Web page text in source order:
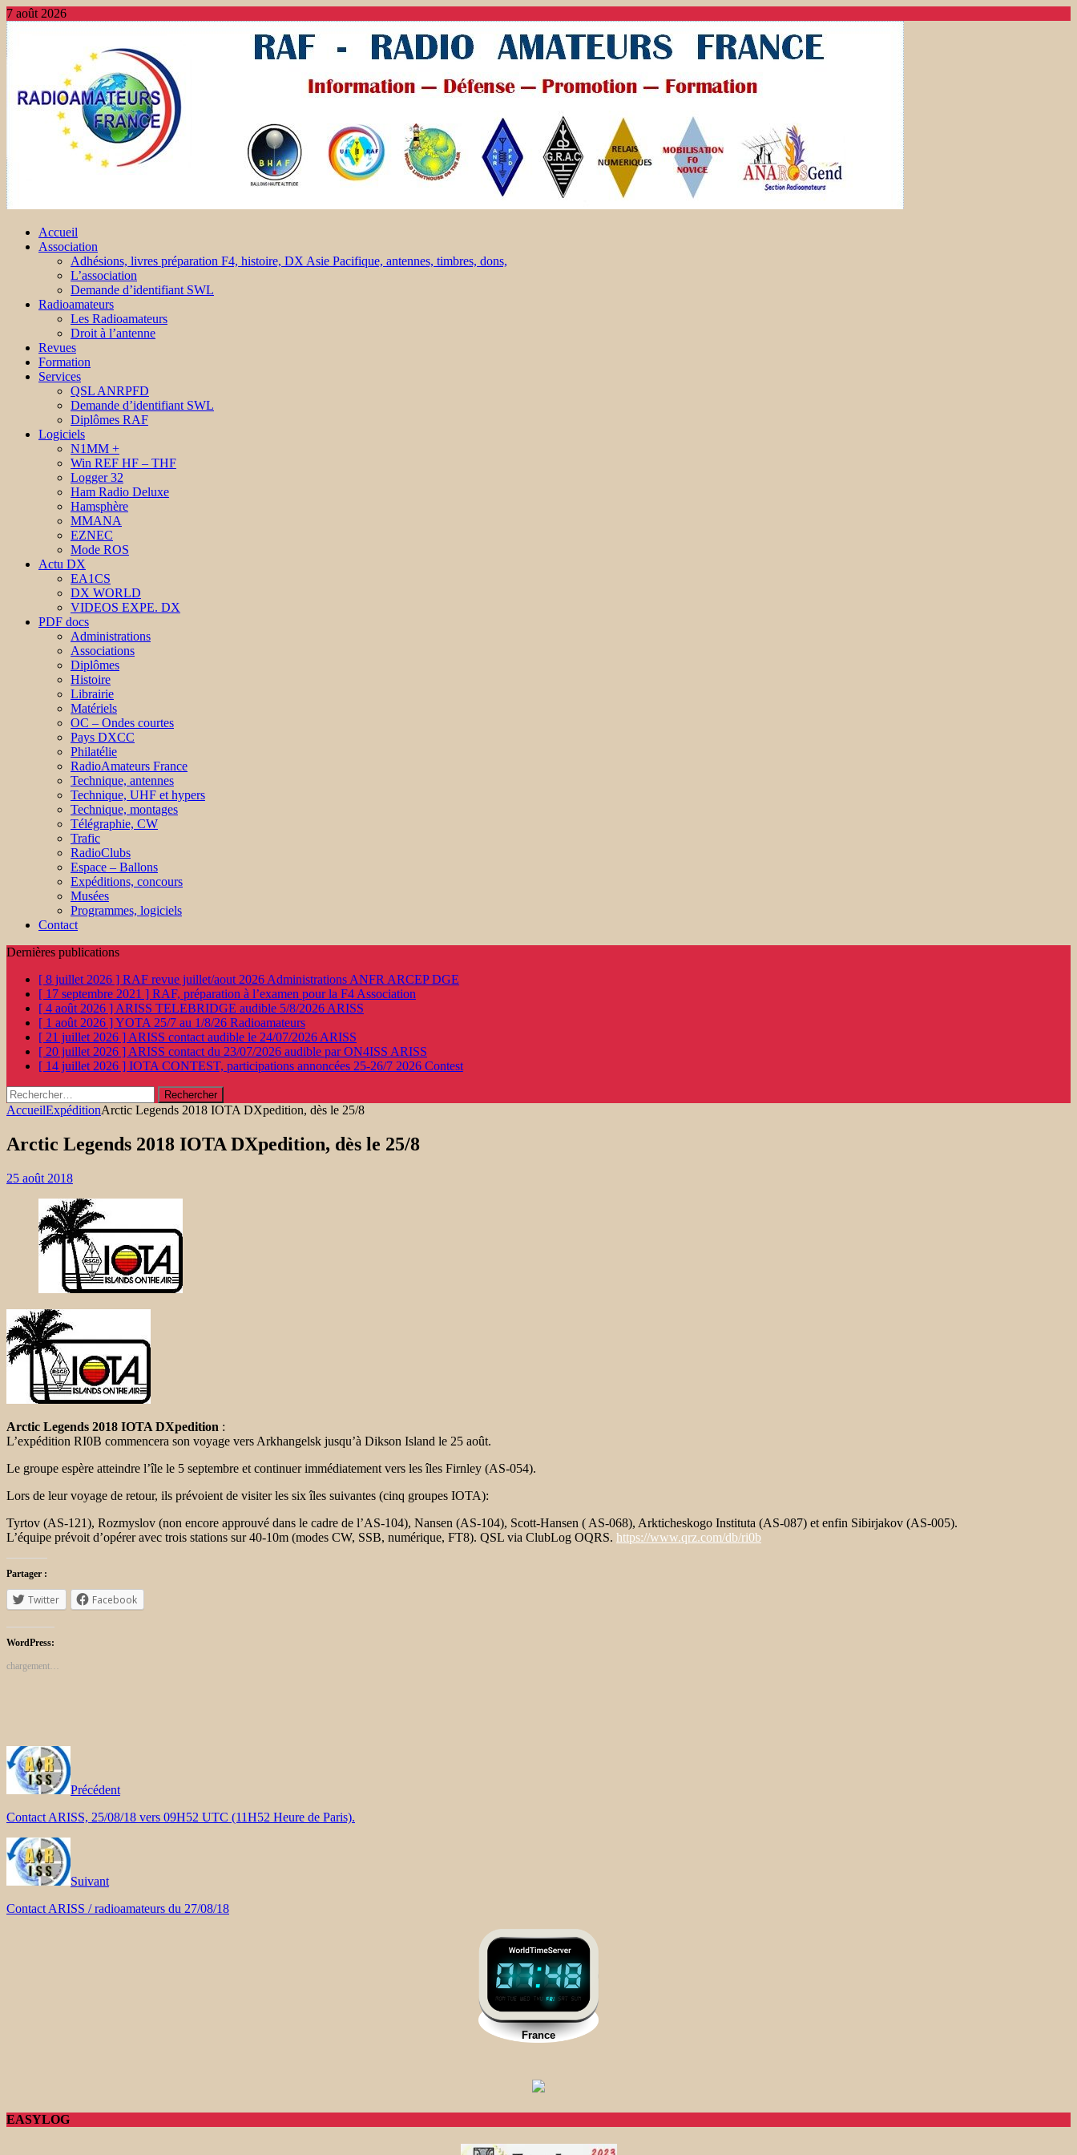
7 août 2026
Accueil
Association
Adhésions, livres préparation F4, histoire, DX Asie Pacifique, antennes, timbres, dons,
L’association
Demande d’identifiant SWL
Radioamateurs
Les Radioamateurs
Droit à l’antenne
Revues
Formation
Services
QSL ANRPFD
Demande d’identifiant SWL
Diplômes RAF
Logiciels
N1MM +
Win REF HF – THF
Logger 32
Ham Radio Deluxe
Hamsphère
MMANA
EZNEC
Mode ROS
Actu DX
EA1CS
DX WORLD
VIDEOS EXPE. DX
PDF docs
Administrations
Associations
Diplômes
Histoire
Librairie
Matériels
OC – Ondes courtes
Pays DXCC
Philatélie
RadioAmateurs France
Technique, antennes
Technique, UHF et hypers
Technique, montages
Télégraphie, CW
Trafic
RadioClubs
Espace – Ballons
Expéditions, concours
Musées
Programmes, logiciels
Contact
Dernières publications
[ 8 juillet 2026 ] RAF revue juillet/aout 2026 Administrations ANFR ARCEP DGE
[ 17 septembre 2021 ] RAF, préparation à l’examen pour la F4 Association
[ 4 août 2026 ] ARISS TELEBRIDGE audible 5/8/2026 ARISS
[ 1 août 2026 ]YOTA 25/7 au 1/8/26 Radioamateurs
[ 21 juillet 2026 ] ARISS contact audible le 24/07/2026 ARISS
[ 20 juillet 2026 ] ARISS contact du 23/07/2026 audible par ON4ISS ARISS
[ 14 juillet 2026 ] IOTA CONTEST, participations annoncées 25-26/7 2026 Contest
Rechercher :
AccueilExpéditionArctic Legends 2018 IOTA DXpedition, dès le 25/8
Arctic Legends 2018 IOTA DXpedition, dès le 25/8
25 août 2018
Arctic Legends 2018 IOTA DXpedition :
L’expédition RI0B commencera son voyage vers Arkhangelsk jusqu’à Dikson Island le 25 août.
Le groupe espère atteindre l’île le 5 septembre et continuer immédiatement vers les îles Firnley (AS-054).
Lors de leur voyage de retour, ils prévoient de visiter les six îles suivantes (cinq groupes IOTA):
Tyrtov (AS-121), Rozmyslov (non encore approuvé dans le cadre de l’AS-104), Nansen (AS-104), Scott-Hansen ( AS-068), Arkticheskogo Instituta (AS-087) et enfin Sibirjakov (AS-005).
L’équipe prévoit d’opérer avec trois stations sur 40-10m (modes CW, SSB, numérique, FT8). QSL via ClubLog OQRS. https://www.qrz.com/db/ri0b
Partager :
Twitter Facebook
WordPress:
chargement…
Précédent
Contact ARISS, 25/08/18 vers 09H52 UTC (11H52 Heure de Paris).
Suivant
Contact ARISS / radioamateurs du 27/08/18
EASYLOG